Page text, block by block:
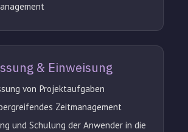
& Einweisung
von Projektaufgaben
Zeitmanagement
und Schulung der Anwender in die